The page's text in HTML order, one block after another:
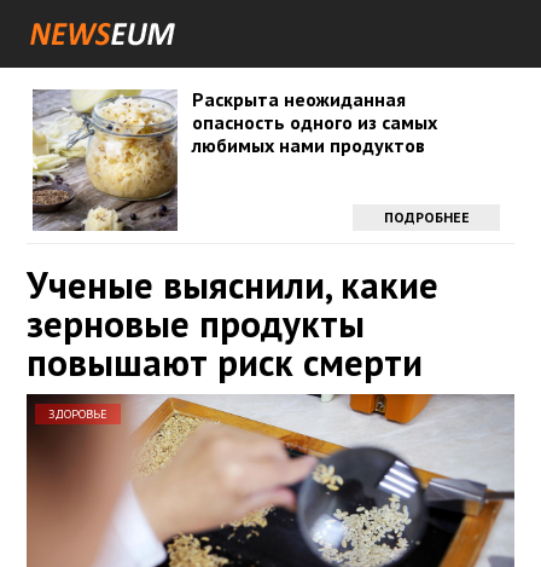
Раскрыта неожиданная
опасность одного из самых
любимых нами продуктов
ПОДРОБНЕЕ
Ученые выяснили, какие
зерновые продукты
повышают риск смерти
ЗДОРОВЬЕ